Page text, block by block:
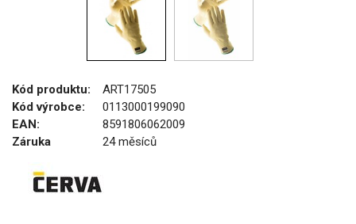
Kód produktu:
ART17505
Kód výrobce:
0113000199090
EAN:
8591806062009
Záruka
24 měsíců